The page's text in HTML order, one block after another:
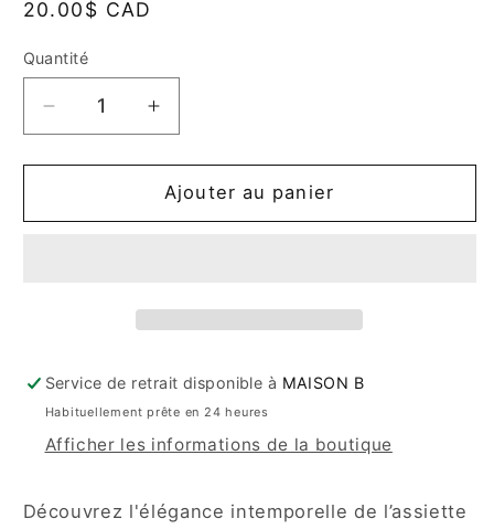
Prix
20.00$ CAD
Quantité
Quantité
Réduire
la
quantité
Assiette
Augmenter
la
quantité
de
Assiette
Ajouter au panier
Service de retrait disponible à MAISON B
Habituellement prête en 24 heures
Afficher les informations de la boutique
Découvrez l'élégance intemporelle de l’assiette